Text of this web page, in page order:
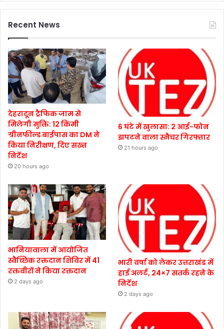
Recent News
देहरादून ट्रैफिक जाम से
मिलेगी मुक्ति: 12 किमी
ग्रीनफील्ड बाईपास का DM ने
किया निरीक्षण, दिए सख्त
निर्देश
20 hours ago
6 घंटे में खुलासा: 2 आई-फोन
झपटने वाला स्नैचर गिरफ्तार
21 hours ago
भानियावाला में आयोजित
स्वैच्छिक रक्तदान शिविर में 41
रक्तवीरों ने किया रक्तदान
2 days ago
भारी वर्षा को लेकर उत्तराखंड में
हाई अलर्ट, 24×7 सतर्क रहने के
निर्देश
2 days ago